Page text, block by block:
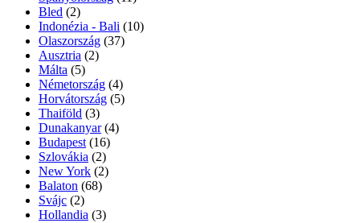
Bled (2)
Indonézia - Bali (10)
Olaszország (37)
Ausztria (2)
Málta (5)
Németország (4)
Horvátország (5)
Thaiföld (3)
Dunakanyar (4)
Budapest (16)
Szlovákia (2)
New York (2)
Balaton (68)
Svájc (2)
Hollandia (3)